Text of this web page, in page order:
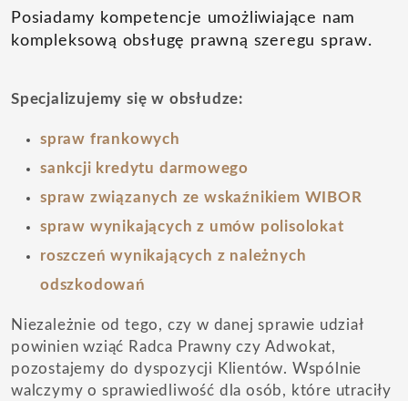
Posiadamy kompetencje umożliwiające nam
kompleksową obsługę prawną szeregu spraw.
Specjalizujemy się w obsłudze:
spraw frankowych
sankcji kredytu darmowego
spraw związanych ze wskaźnikiem WIBOR
spraw wynikających z umów polisolokat
roszczeń wynikających z należnych
odszkodowań
Niezależnie od tego, czy w danej sprawie udział
powinien wziąć Radca Prawny czy Adwokat,
pozostajemy do dyspozycji Klientów. Wspólnie
walczymy o sprawiedliwość dla osób, które utraciły